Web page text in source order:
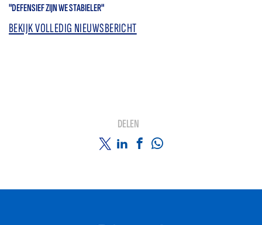
"DEFENSIEF ZIJN WE STABIELER"
BEKIJK VOLLEDIG NIEUWSBERICHT
DELEN